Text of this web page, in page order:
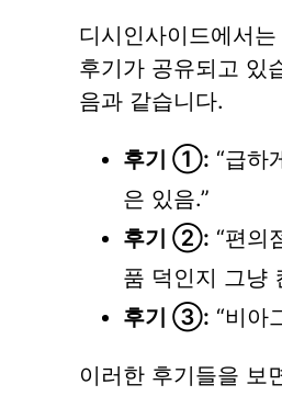
디시인사이드에서
후기가 공유되고 있
음과 같습니다.
후기 ①: “급하
은 있음.”
후기 ②: “편의
품 덕인지 그냥
후기 ③: “비아
이러한 후기들을 보